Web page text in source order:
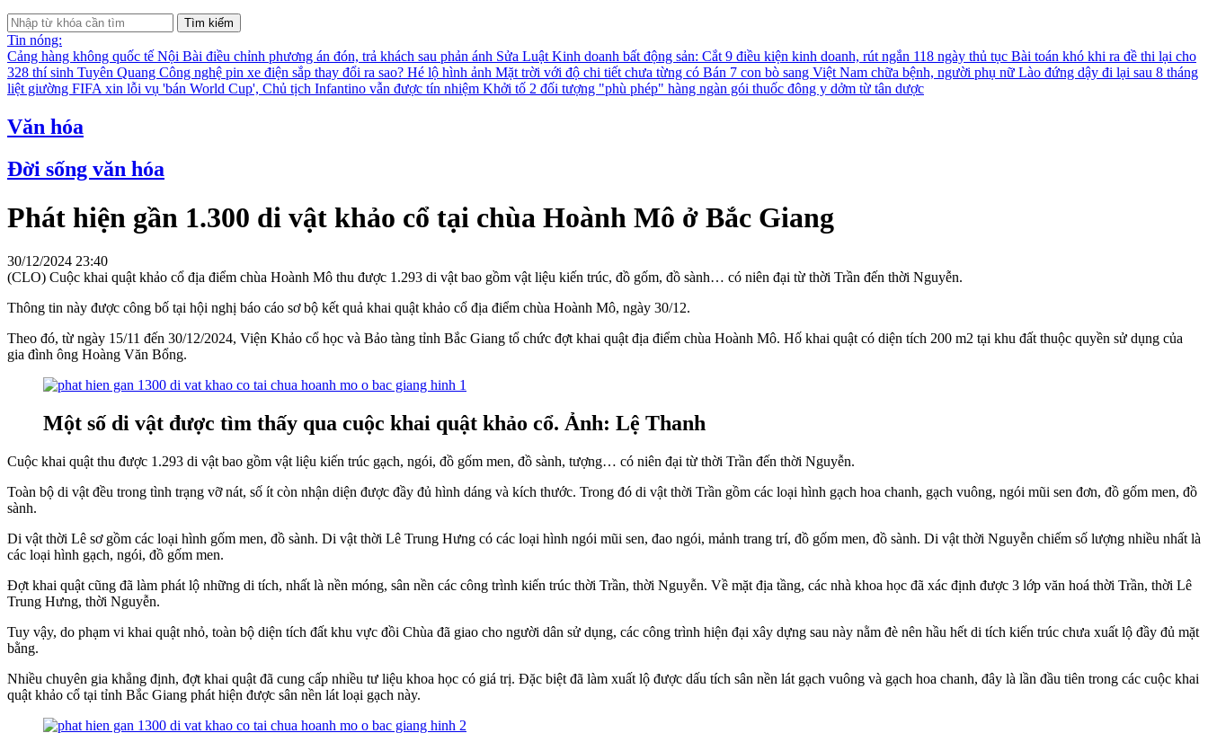
Tìm kiếm
Tin nóng:
Cảng hàng không quốc tế Nội Bài điều chỉnh phương án đón, trả khách sau phản ánh Sửa Luật Kinh doanh bất động sản: Cắt 9 điều kiện kinh doanh, rút ngắn 118 ngày thủ tục Bài toán khó khi ra đề thi lại cho
328 thí sinh Tuyên Quang Công nghệ pin xe điện sắp thay đổi ra sao? Hé lộ hình ảnh Mặt trời với độ chi tiết chưa từng có Bán 7 con bò sang Việt Nam chữa bệnh, người phụ nữ Lào đứng dậy đi lại sau 8 tháng
liệt giường FIFA xin lỗi vụ 'bán World Cup', Chủ tịch Infantino vẫn được tín nhiệm Khởi tố 2 đối tượng "phù phép" hàng ngàn gói thuốc đông y dởm từ tân dược
Văn hóa
Đời sống văn hóa
Phát hiện gần 1.300 di vật khảo cổ tại chùa Hoành Mô ở Bắc Giang
30/12/2024 23:40
(CLO) Cuộc khai quật khảo cổ địa điểm chùa Hoành Mô thu được 1.293 di vật bao gồm vật liệu kiến trúc, đồ gốm, đồ sành… có niên đại từ thời Trần đến thời Nguyễn.
Thông tin này được công bố tại hội nghị báo cáo sơ bộ kết quả khai quật khảo cổ địa điểm chùa Hoành Mô, ngày 30/12.
Theo đó, từ ngày 15/11 đến 30/12/2024, Viện Khảo cổ học và Bảo tàng tỉnh Bắc Giang tổ chức đợt khai quật địa điểm chùa Hoành Mô. Hố khai quật có diện tích 200 m2 tại khu đất thuộc quyền sử dụng của
gia đình ông Hoàng Văn Bổng.
Một số di vật được tìm thấy qua cuộc khai quật khảo cổ. Ảnh: Lệ Thanh
Cuộc khai quật thu được 1.293 di vật bao gồm vật liệu kiến trúc gạch, ngói, đồ gốm men, đồ sành, tượng… có niên đại từ thời Trần đến thời Nguyễn.
Toàn bộ di vật đều trong tình trạng vỡ nát, số ít còn nhận diện được đầy đủ hình dáng và kích thước. Trong đó di vật thời Trần gồm các loại hình gạch hoa chanh, gạch vuông, ngói mũi sen đơn, đồ gốm men, đồ
sành.
Di vật thời Lê sơ gồm các loại hình gốm men, đồ sành. Di vật thời Lê Trung Hưng có các loại hình ngói mũi sen, đao ngói, mảnh trang trí, đồ gốm men, đồ sành. Di vật thời Nguyễn chiếm số lượng nhiều nhất là
các loại hình gạch, ngói, đồ gốm men.
Đợt khai quật cũng đã làm phát lộ những di tích, nhất là nền móng, sân nền các công trình kiến trúc thời Trần, thời Nguyễn. Về mặt địa tầng, các nhà khoa học đã xác định được 3 lớp văn hoá thời Trần, thời Lê
Trung Hưng, thời Nguyễn.
Tuy vậy, do phạm vi khai quật nhỏ, toàn bộ diện tích đất khu vực đồi Chùa đã giao cho người dân sử dụng, các công trình hiện đại xây dựng sau này nằm đè nên hầu hết di tích kiến trúc chưa xuất lộ đầy đủ mặt
bằng.
Nhiều chuyên gia khẳng định, đợt khai quật đã cung cấp nhiều tư liệu khoa học có giá trị. Đặc biệt đã làm xuất lộ được dấu tích sân nền lát gạch vuông và gạch hoa chanh, đây là lần đầu tiên trong các cuộc khai
quật khảo cổ tại tỉnh Bắc Giang phát hiện được sân nền lát loại gạch này.